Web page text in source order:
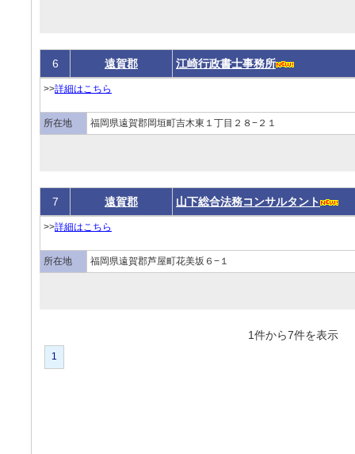
6 遠賀郡 江崎行政書士事務所
>>詳細はこちら
所在地 福岡県遠賀郡岡垣町吉木東１丁目２８−２１
7 遠賀郡 山下総合法務コンサルタント
>>詳細はこちら
所在地 福岡県遠賀郡芦屋町花美坂６−１
1件から7件を表
1